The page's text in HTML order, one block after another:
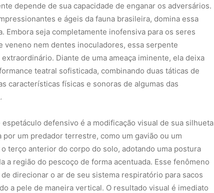
depende de sua capacidade de enganar os adversários.
e ágeis da fauna brasileira, domina essa
Embora seja completamente inofensiva para os seres
veneno nem dentes inoculadores, essa serpente
Diante de uma ameaça iminente, ela deixa
teatral sofisticada, combinando duas táticas de
características físicas e sonoras de algumas das
defensivo é a modificação visual de sua silhueta
um predador terrestre, como um gavião ou um
terço anterior do corpo do solo, adotando uma postura
a região do pescoço de forma acentuada. Esse fenômeno
direcionar o ar de seu sistema respiratório para sacos
a pele de maneira vertical. O resultado visual é imediato